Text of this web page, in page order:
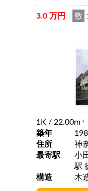
3.0 万円 敷
1K / 22.00m 2
築年
住所
神
最寄駅
小
構造
木